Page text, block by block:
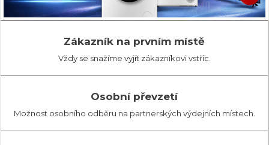
Zákazník na prvním místě
Vždy se snažíme vyjít zákazníkovi vstříc.
Osobní převzetí
Možnost osobního odběru na partnerských výdejních místech.